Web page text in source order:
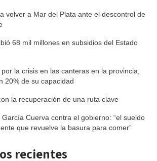
volver a Mar del Plata ante el descontrol de
68 mil millones en subsidios del Estado
la crisis en las canteras en la provincia,
20% de su capacidad
la recuperación de una ruta clave
Cuerva contra el gobierno: “el sueldo
que revuelve la basura para comer”
recientes